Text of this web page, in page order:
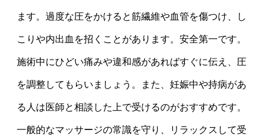
ます。過度な圧をかけると筋繊維や血管を傷つけ、し
こりや内出血を招くことがあります。安全第一です。
施術中にひどい痛みや違和感があればすぐに伝え、圧
を調整してもらいましょう。また、妊娠中や持病があ
る人は医師と相談した上で受けるのがおすすめです。
一般的なマッサージの常識を守り、リラックスして受